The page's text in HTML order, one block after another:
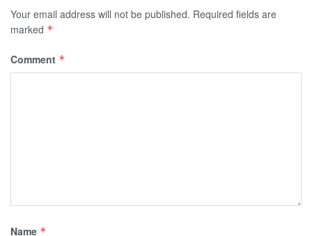
Your email address will not be published. Required fields are
marked *
Comment *
Name *